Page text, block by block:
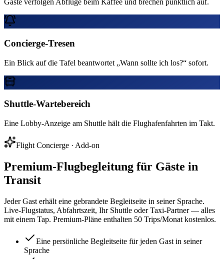
Gäste verfolgen Abflüge beim Kaffee und brechen pünktlich auf.
Concierge-Tresen
Ein Blick auf die Tafel beantwortet „Wann sollte ich los?“ sofort.
Shuttle-Wartebereich
Eine Lobby-Anzeige am Shuttle hält die Flughafenfahrten im Takt.
Flight Concierge · Add-on
Premium-Flugbegleitung für Gäste in
Transit
Jeder Gast erhält eine gebrandete Begleitseite in seiner Sprache.
Live-Flugstatus, Abfahrtszeit, Ihr Shuttle oder Taxi-Partner — alles
mit einem Tap. Premium-Pläne enthalten 50 Trips/Monat kostenlos.
Eine persönliche Begleitseite für jeden Gast in seiner
Sprache